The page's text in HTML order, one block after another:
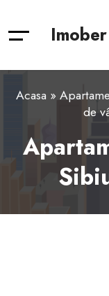
Imober
Acasa »
de